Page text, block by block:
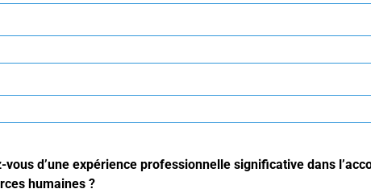
d’une expérience professionnelle significative dans
humaines ?